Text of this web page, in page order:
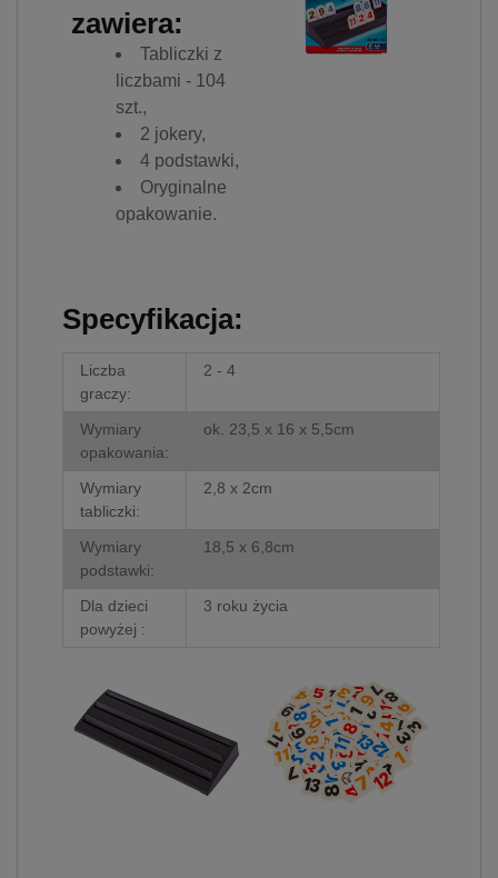
zawiera:
Tabliczki z
liczbami - 104
szt.,
2 jokery,
4 podstawki,
Oryginalne
opakowanie.
Specyfikacja:
Liczba
graczy:
2 - 4
Wymiary
opakowania:
ok. 23,5 x 16 x 5,5cm
Wymiary
tabliczki:
2,8 x 2cm
Wymiary
podstawki:
18,5 x 6,8cm
Dla dzieci
powyżej :
3 roku życia